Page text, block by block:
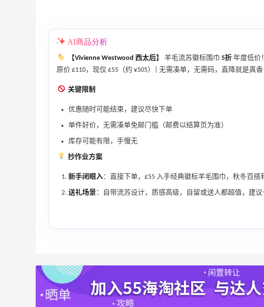
AI商品分析
【Vivienne Westwood 西太后】 羊毛流苏徽标围巾 5折 年度低价！
原价 £110，现仅 £55（约 ¥505）| 无需凑单，无需码，直降就是真香
关键限制
优惠随时可能结束，建议尽快下单
单件好价，无需凑单免邮门槛（邮费以结算页为准）
库存可能有限，手慢无
抄作业方案
新手闭眼入：直接下单，£55 入手经典徽标羊毛围巾，秋冬百搭
送礼场景：自带流苏设计，质感高级，自留或送人都超值，建议
低至5折
Diesel AU
Eraldo：折扣区服饰鞋包清仓 选购巴黎世
家、Toteme、西太后等
低至5折
Bloomingdales：时尚热卖！入手珑骧、
Tory Burch、拉夫劳伦等
每满$100返$25礼卡
Bloomingdales
Maje US：限时闪促！入手明星同款服饰
精选低至2折
5天21小时
Mac Duggal
最高2%返利
5989人成功下单